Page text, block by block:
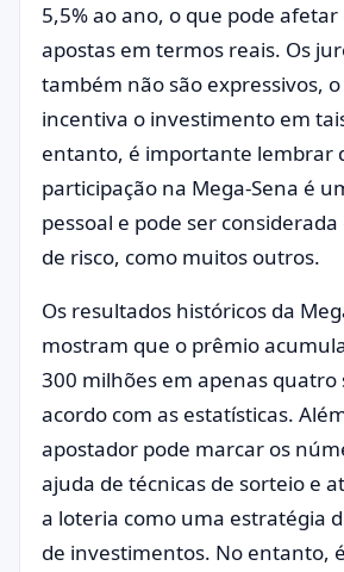
5,5% ao ano, o que pode afetar
apostas em termos reais. Os
também não são expressivos,
incentiva o investimento em
entanto, é importante lembrar
participação na Mega-Sena é
pessoal e pode ser
de risco, como muitos outros.
Os resultados históricos da
mostram que o prêmio
300 milhões em apenas quatro
acordo com as estatísticas.
apostador pode marcar os
ajuda de técnicas de sorteio e
a loteria como uma estratégia
de investimentos. No entanto,